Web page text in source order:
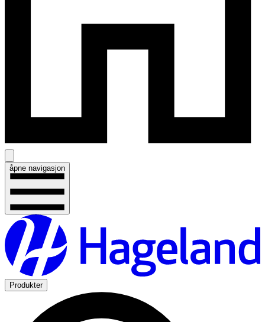
åpne navigasjon
Produkter